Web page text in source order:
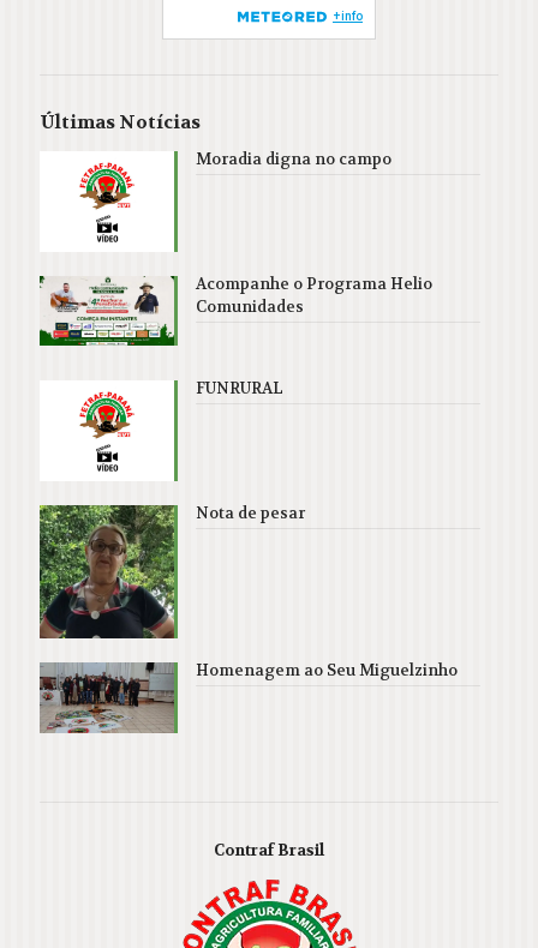
Últimas Notícias
Moradia digna no campo
Acompanhe o Programa Helio
Comunidades
FUNRURAL
Nota de pesar
Homenagem ao Seu Miguelzinho
Contraf Brasil